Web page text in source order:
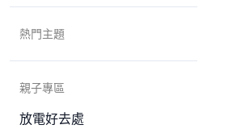
熱門主題
親子專區
放電好去處